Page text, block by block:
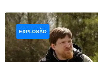
EXPLOSÃO